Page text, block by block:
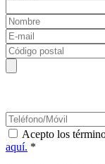
Acepto los
aquí. *